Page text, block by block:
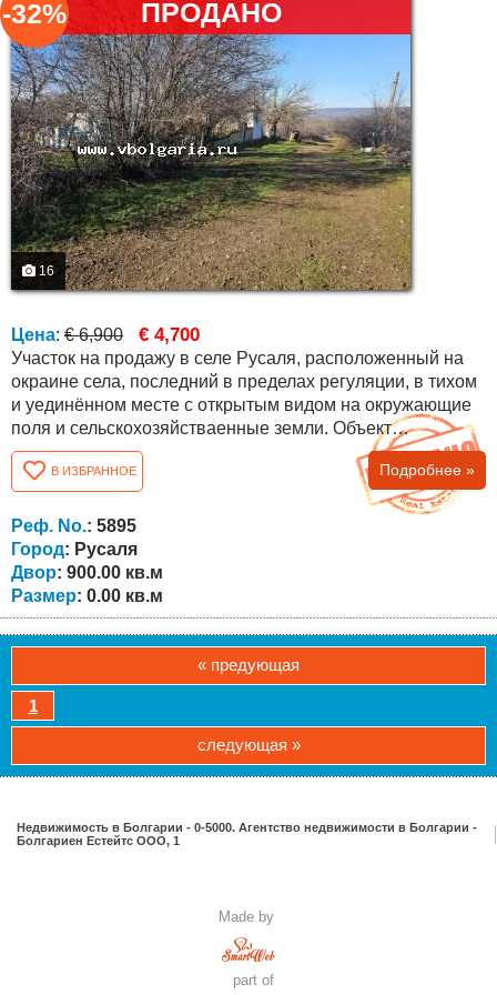
ПРОДАНО
16
-32%
Цена: € 6,900 € 4,700
Участок на продажу в селе Русаля, расположенный на
окраине села, последний в пределах регуляции, в тихом
и уединённом месте с открытым видом на окружающие
поля и сельскохозяйстваенные земли. Объект
представляет собой урегулированный земельный
участок (УПИ) площадью 900 кв.м, подходящий для
строительства жилого дома, дачи или инвестиции в
недвижимость в Болгарии. Село Русаля находится
примерно в 20 км от города Велико Тырново...
В ИЗБРАННОЕ Подробнее »
Реф. No.: 5895
Город: Русаля
Двор: 900.00 кв.м
Размер: 0.00 кв.м
« предующая
1
следующая »
Недвижимость в Болгарии - 0-5000. Агентство недвижимости в Болгарии -
Болгариен Естейтс ООО, 1
Made by
part of